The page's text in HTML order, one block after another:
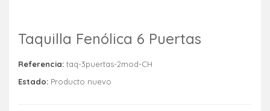
Taquilla Fenólica 6 Puertas
Referencia: taq-3puertas-2mod-CH
Estado: Producto nuevo